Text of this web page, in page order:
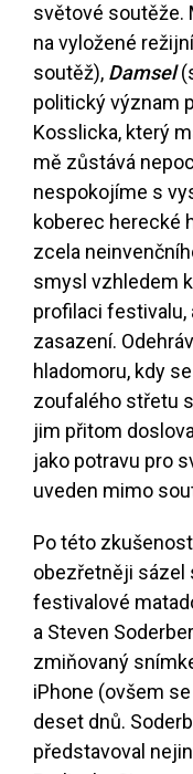
světové soutěže.
na vyložené
soutěž), Damsel
politický význam
Kosslicka, který
mě zůstává
nespokojíme s
koberec herecké
zcela
smysl vzhledem
profilaci
zasazení.
hladomoru, kdy
zoufalého střetu
jim přitom
jako potravu pro
uveden mimo
Po této
obezřetněji sázel
festivalové
a Steven
zmiňovaný
iPhone (ovšem
deset dnů.
představoval